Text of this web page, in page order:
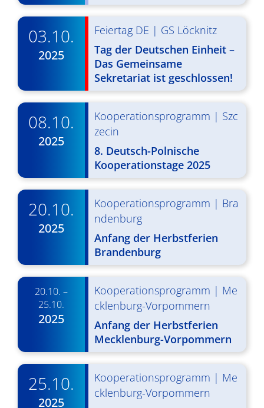
a
l
t
u
n
g
n
S
u
h
e
u
n
d
A
n
s
t
A
n
h
t
-
N
a
g
a
03.10.
2025
Feiertag DE | GS Löcknitz
Tag der Deutschen Einheit –
Das Gemeinsame
Sekretariat ist geschlossen!
08.10.
2025
Kooperationsprogramm | Szc
zecin
8. Deutsch-Polnische
Kooperationstage 2025
20.10.
2025
Kooperationsprogramm | Bra
ndenburg
Anfang der Herbstferien
Brandenburg
20.10. –
25.10.
2025
Kooperationsprogramm | Me
cklenburg-Vorpommern
Anfang der Herbstferien
Mecklenburg-Vorpommern
25.10.
2025
Kooperationsprogramm | Me
cklenburg-Vorpommern